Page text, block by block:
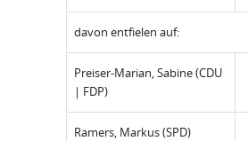
davon entfielen auf:
Preiser-Marian, Sabine (CDU
| FDP)
Ramers, Markus (SPD)